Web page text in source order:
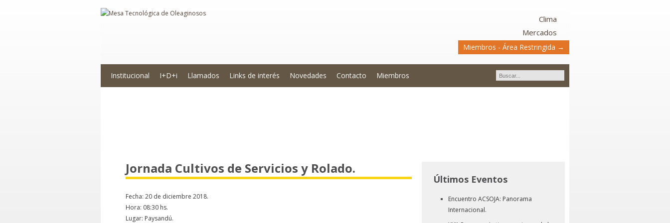
Clima
Mercados
Miembros - Área Restringida →
Institucional I+D+i Llamados Links de interés Novedades Contacto Miembros
Jornada Cultivos de Servicios y Rolado.
Fecha: 20 de diciembre 2018.
Hora: 08:30 hs.
Lugar: Paysandú.
Últimos Eventos
Encuentro ACSOJA: Panorama
Internacional.